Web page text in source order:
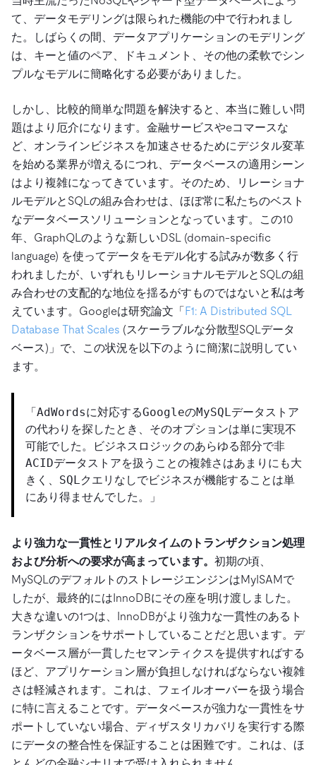
て、データモデリングは限られた機能の中で行われまし
た。しばらくの間、データアプリケーションのモデリング
は、キーと値のペア、ドキュメント、その他の柔軟でシン
プルなモデルに簡略化する必要がありました。
しかし、比較的簡単な問題を解決すると、本当に難しい問
題はより厄介になります。金融サービスやeコマースな
ど、オンラインビジネスを加速させるためにデジタル変革
を始める業界が増えるにつれ、データベースの適用シーン
はより複雑になってきています。そのため、リレーショナ
ルモデルとSQLの組み合わせは、ほぼ常に私たちのベスト
なデータベースソリューションとなっています。この10
年、GraphQLのような新しいDSL (domain-specific
language) を使ってデータをモデル化する試みが数多く行
われましたが、いずれもリレーショナルモデルとSQLの組
み合わせの支配的な地位を揺るがすものではないと私は考
えています。Googleは研究論文「 F1: A Distributed SQL
Database That Scales (スケーラブルな分散型SQLデータ
ベース)」で、この状況を以下のように簡潔に説明してい
ます。
「AdWordsに対応するGoogleのMySQLデータストア
の代わりを探したとき、そのオプションは単に実現不
可能でした。ビジネスロジックのあらゆる部分で非
ACIDデータストアを扱うことの複雑さはあまりにも大
きく、SQLクエリなしでビジネスが機能することは単
にあり得ませんでした。」
より強力な一貫性とリアルタイムのトランザクション処理
および分析への要求が高まっています。 初期の頃、
MySQLのデフォルトのストレージエンジンはMyISAMで
したが、最終的にはInnoDBにその座を明け渡しました。
大きな違いの1つは、InnoDBがより強力な一貫性のあるト
ランザクションをサポートしていることだと思います。デ
ータベース層が一貫したセマンティクスを提供すればする
ほど、アプリケーション層が負担しなければならない複雑
さは軽減されます。これは、フェイルオーバーを扱う場合
に特に言えることです。データベースが強力な一貫性をサ
ポートしていない場合、ディザスタリカバリを実行する際
にデータの整合性を保証することは困難です。これは、ほ